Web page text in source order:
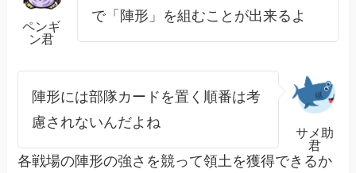
ペンギ
ン君
で「陣形」を組むことが出来るよ
サメ助
君
陣形には部隊カードを置く順番は考
慮されないんだよね
各戦場の陣形の強さを競って領土を獲得できるか